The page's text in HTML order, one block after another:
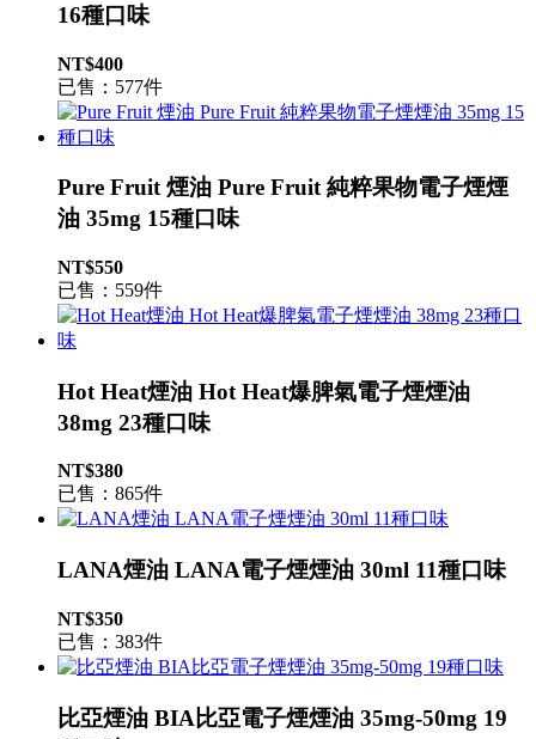
16種口味
NT$400
已售：577件
Pure Fruit 煙油 Pure Fruit 純粹果物電子煙煙
油 35mg 15種口味
NT$550
已售：559件
Hot Heat煙油 Hot Heat爆脾氣電子煙煙油
38mg 23種口味
NT$380
已售：865件
LANA煙油 LANA電子煙煙油 30ml 11種口味
NT$350
已售：383件
比亞煙油 BIA比亞電子煙煙油 35mg-50mg 19